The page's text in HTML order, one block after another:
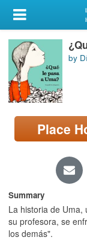
My Account
Library Card
Sign In
Search
Locations/Hours
by
Place
Summary
La historia de Uma,
su profesora, se
los demás".